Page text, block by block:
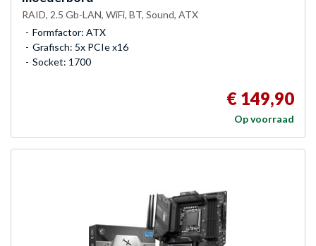
RAID, 2.5 Gb-LAN, WiFi, BT, Sound, ATX
Formfactor: ATX
Grafisch: 5x PCIe x16
Socket: 1700
€ 149,90
Op voorraad